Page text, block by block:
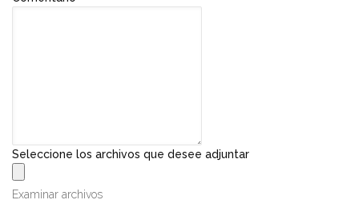
Seleccione los archivos que desee adjuntar
Examinar archivos